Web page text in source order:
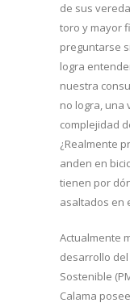
de sus
toro y mayor
preguntarse
logra
nuestra
no logra, una
complejidad
¿Realmente
anden en
tienen por
asaltados en
Actualmente
desarrollo
Sostenible
Calama